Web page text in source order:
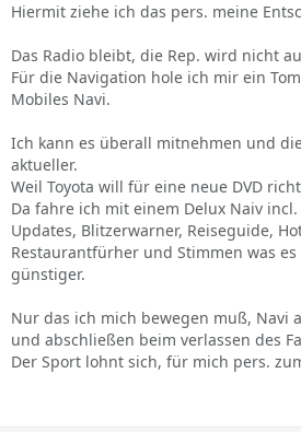
Hiermit ziehe ich das pers. meine
Das Radio bleibt, die Rep. wird nicht
Für die Navigation hole ich mir ein
Mobiles Navi.
Ich kann es überall mitnehmen und
aktueller.
Weil Toyota will für eine neue DVD
Da fahre ich mit einem Delux Naiv
Updates, Blitzerwarner, Reiseguide,
Restaurantfürher und Stimmen was
günstiger.
Nur das ich mich bewegen muß, Navi
und abschließen beim verlassen des
Der Sport lohnt sich, für mich pers.